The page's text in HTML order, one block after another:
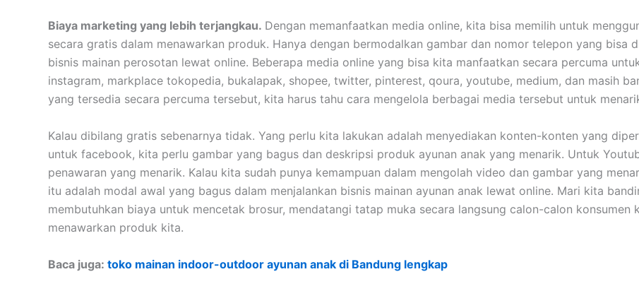
Biaya marketing yang lebih terjangkau. Dengan memanfaatkan media online, kita bisa memilih untuk
secara gratis dalam menawarkan produk. Hanya dengan bermodalkan gambar dan nomor telepon yang bisa
bisnis mainan perosotan lewat online. Beberapa media online yang bisa kita manfaatkan secara percuma
instagram, markplace tokopedia, bukalapak, shopee, twitter, pinterest, qoura, youtube, medium, dan masih
yang tersedia secara percuma tersebut, kita harus tahu cara mengelola berbagai media tersebut untuk
Kalau dibilang gratis sebenarnya tidak. Yang perlu kita lakukan adalah menyediakan konten-konten yang
untuk facebook, kita perlu gambar yang bagus dan deskripsi produk ayunan anak yang menarik. Untuk
penawaran yang menarik. Kalau kita sudah punya kemampuan dalam mengolah video dan gambar yang
itu adalah modal awal yang bagus dalam menjalankan bisnis mainan ayunan anak lewat online. Mari kita
membutuhkan biaya untuk mencetak brosur, mendatangi tatap muka secara langsung calon-calon
menawarkan produk kita.
Baca juga: toko mainan indoor-outdoor ayunan anak di Bandung lengkap